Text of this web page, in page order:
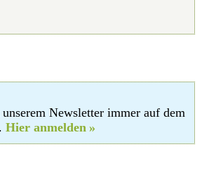
Newsletter immer auf dem
Hier anmelden